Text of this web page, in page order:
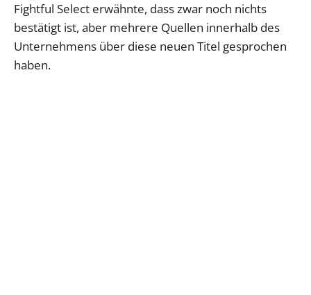
Fightful Select erwähnte, dass zwar noch nichts
bestätigt ist, aber mehrere Quellen innerhalb des
Unternehmens über diese neuen Titel gesprochen
haben.